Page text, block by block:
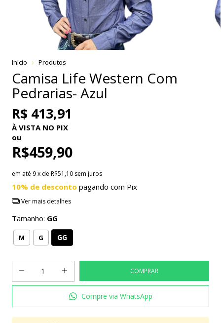
Início Produtos
Camisa Life Western Com
Pedrarias- Azul
R$ 413,91
À VISTA NO PIX
ou
R$459,90
em até 9x de R$51,10 sem juros
10% de desconto pagando com Pix
Ver mais detalhes
Tamanho: GG
M G GG
Compre via WhatsApp